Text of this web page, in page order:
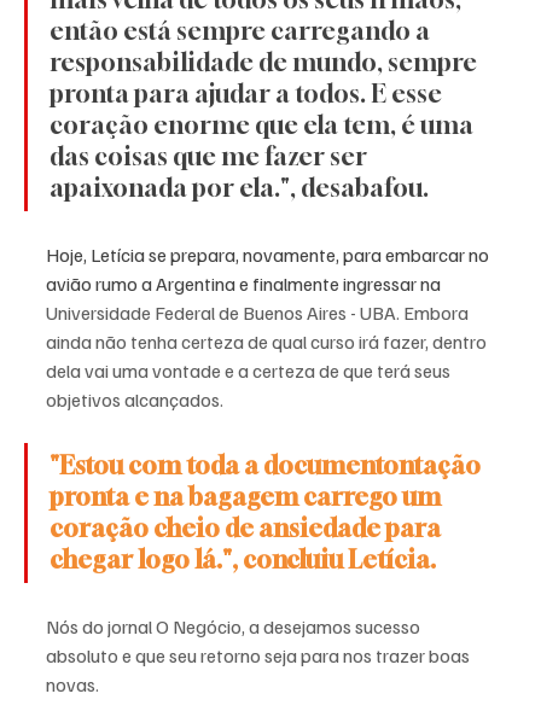
então está sempre carregando a
responsabilidade de mundo, sempre
pronta para ajudar a todos. E esse
coração enorme que ela tem, é uma
das coisas que me fazer ser
apaixonada por ela.", desabafou.
Hoje, Letícia se prepara, novamente, para embarcar no
avião rumo a Argentina e finalmente ingressar na
Universidade Federal de Buenos Aires - UBA. Embora
ainda não tenha certeza de qual curso irá fazer, dentro
dela vai uma vontade e a certeza de que terá seus
objetivos alcançados.
"Estou com toda a documentontação
pronta e na bagagem carrego um
coração cheio de ansiedade para
chegar logo lá.", concluiu Letícia.
Nós do jornal O Negócio, a desejamos sucesso
absoluto e que seu retorno seja para nos trazer boas
novas.